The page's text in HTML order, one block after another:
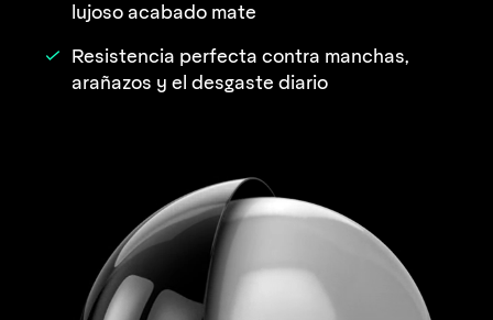
lujoso acabado mate
Resistencia perfecta contra manchas,
arañazos y el desgaste diario